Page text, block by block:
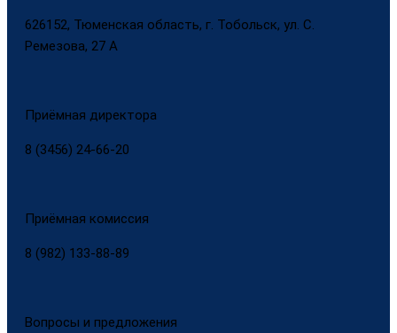
626152, Тюменская область, г. Тобольск, ул. С.
Ремезова, 27 А
Приёмная директора
8 (3456) 24-66-20
Приёмная комиссия
8 (982) 133-88-89
Вопросы и предложения